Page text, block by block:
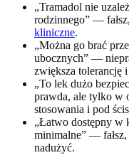
„Tramadol nie
rodzinnego” —
kliniczne.
„Można go brać
ubocznych” —
zwiększa tolerancję
„To lek dużo
prawda, ale tylko w
stosowania i pod
„Łatwo dostępny w
minimalne” — fałsz,
nadużyć.